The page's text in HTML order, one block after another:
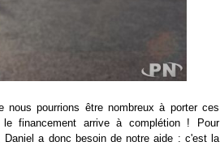
pourrions être nombreux à porter ces
financement arrive à complétion ! Pour
Daniel a donc besoin de notre aide : c'est la